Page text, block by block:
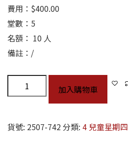
費用：$400.00
堂數：5
名額： 10 人
備註：/
加入購物車
貨號: 2507-742分類: 4 兒童星期四